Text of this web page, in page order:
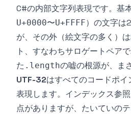
C#の内部文字列表現です。基
U+0000〜U+FFFF）の文字は
が、その外（絵文字の多く）
ト、すなわちサロゲートペア
た .lengthの嘘の根源が、ま
UTF-32はすべてのコードポ
表現します。インデックス参
点がありますが、たいていの